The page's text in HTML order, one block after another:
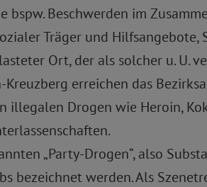
Beschwerden im
Träger und Hilfsangebote,
Ort, der als solcher u. U.
erreichen das
Drogen wie Heroin,
„Party-Drogen“, also
bezeichnet werden. Als